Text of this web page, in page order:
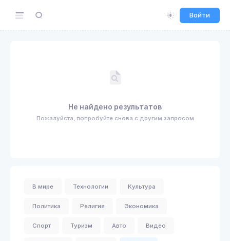
Войти
Не найдено результатов
Пожалуйста, попробуйте снова с другим запросом
В мире Технологии Культура
Политика Религия Экономика
Спорт Туризм Авто Видео